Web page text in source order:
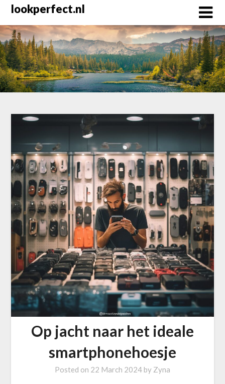
Skip
content
lookperfect.nl
Op jacht naar het ideale
smartphonehoesje
Posted on 22 March 2024 by Zyna